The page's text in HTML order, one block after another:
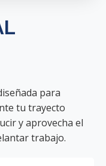
para
tu trayecto
y aprovecha el
trabajo.